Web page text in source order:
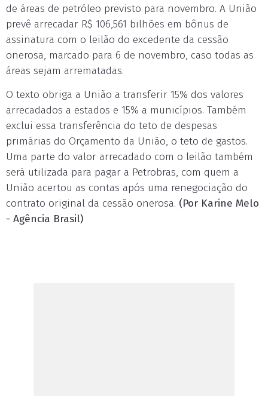
de áreas de petróleo previsto para novembro. A União
prevê arrecadar R$ 106,561 bilhões em bônus de
assinatura com o leilão do excedente da cessão
onerosa, marcado para 6 de novembro, caso todas as
áreas sejam arrematadas.
O texto obriga a União a transferir 15% dos valores
arrecadados a estados e 15% a municípios. Também
exclui essa transferência do teto de despesas
primárias do Orçamento da União, o teto de gastos.
Uma parte do valor arrecadado com o leilão também
será utilizada para pagar a Petrobras, com quem a
União acertou as contas após uma renegociação do
contrato original da cessão onerosa. (Por Karine Melo
- Agência Brasil)